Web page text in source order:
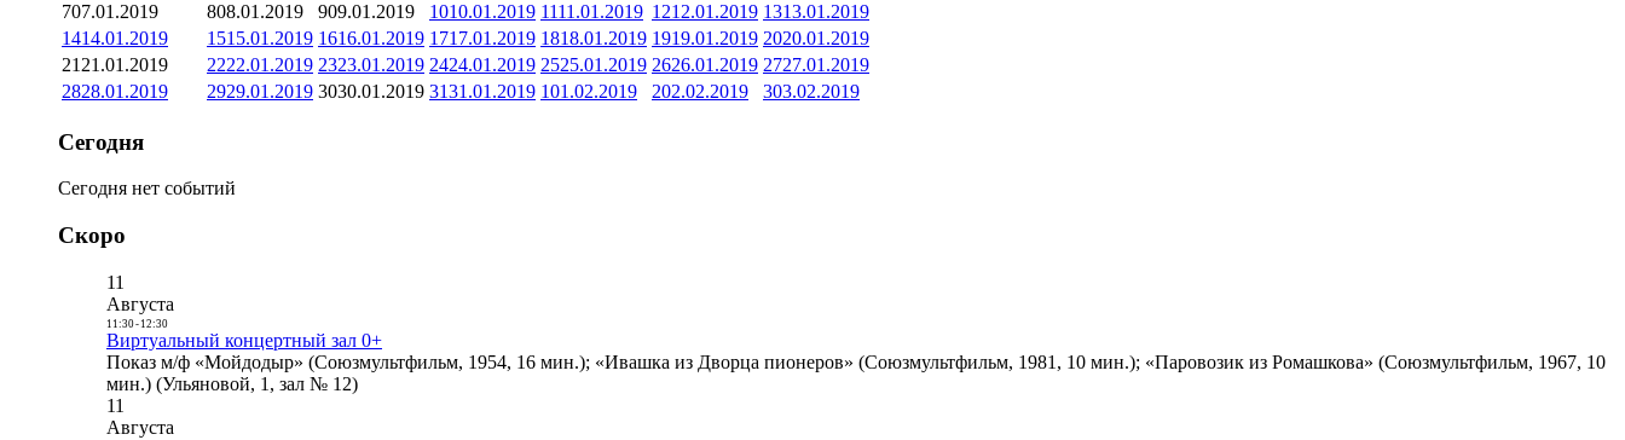
707.01.2019 808.01.2019 909.01.2019 1010.01.2019 1111.01.2019 1212.01.2019 1313.01.2019
1414.01.2019 1515.01.2019 1616.01.2019 1717.01.2019 1818.01.2019 1919.01.2019 2020.01.2019
21 21.01.2019 2222.01.2019 2323.01.2019 2424.01.2019 2525.01.2019 2626.01.2019 2727.01.2019
2828.01.2019 2929.01.2019 3030.01.2019 3131.01.2019 101.02.2019 202.02.2019 303.02.2019
Сегодня
Сегодня нет событий
Скоро
11
Августа
11:30- 12:30
Виртуальный концертный зал 0+
Показ м/ф «Мойдодыр» (Союзмультфильм, 1954, 16 мин.); «Ивашка из Дворца пионеров» (Союзмультфильм, 1981, 10 мин.); «Паровозик из Ромашкова» (Союзмультфильм, 1967, 10
мин.) (Ульяновой, 1, зал № 12)
11
Августа